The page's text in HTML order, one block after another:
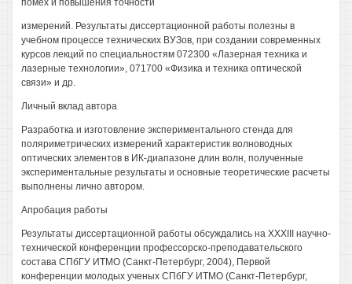
помех и повышения точности
измерений. Результаты диссертационной работы полезны в
учебном процессе технических ВУЗов, при создании современных
курсов лекций по специальностям 072300 «Лазерная техника и
лазерные технологии», 071700 «Физика и техника оптической
связи» и др.
Личный вклад автора
Разработка и изготовление экспериментального стенда для
поляриметрических измерений характеристик волноводных
оптических элементов в ИК-диапазоне длин волн, полученные
экспериментальные результаты и основные теоретические расчеты
выполнены лично автором.
Апробация работы
Результаты диссертационной работы обсуждались на XXXIII научно-
технической конференции профессорско-преподавательского
состава СПбГУ ИТМО (Санкт-Петербург, 2004), Первой
конференции молодых ученых СПбГУ ИТМО (Санкт-Петербург,